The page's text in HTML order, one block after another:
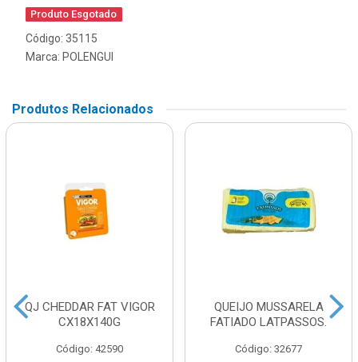
Produto Esgotado
Código: 35115
Marca: POLENGUI
Produtos Relacionados
QJ CHEDDAR FAT VIGOR
CX18X140G
Código: 42590
QUEIJO MUSSARELA
FATIADO LATPASSOS.
Código: 32677